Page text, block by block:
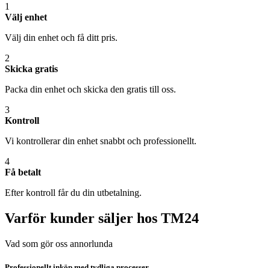
1
Välj enhet
Välj din enhet och få ditt pris.
2
Skicka gratis
Packa din enhet och skicka den gratis till oss.
3
Kontroll
Vi kontrollerar din enhet snabbt och professionellt.
4
Få betalt
Efter kontroll får du din utbetalning.
Varför kunder säljer hos TM24
Vad som gör oss annorlunda